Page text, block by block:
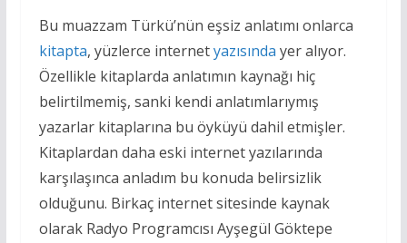
Bu muazzam Türkü’nün eşsiz anlatımı onlarca
kitapta, yüzlerce internetyazısında yer alıyor.
Özellikle kitaplarda anlatımın kaynağı hiç
belirtilmemiş, sanki kendi anlatımlarıymış
yazarlar kitaplarına bu öyküyü dahil etmişler.
Kitaplardan daha eski internet yazılarında
karşılaşınca anladım bu konuda belirsizlik
olduğunu. Birkaç internet sitesinde kaynak
olarak Radyo Programcısı Ayşegül Göktepe